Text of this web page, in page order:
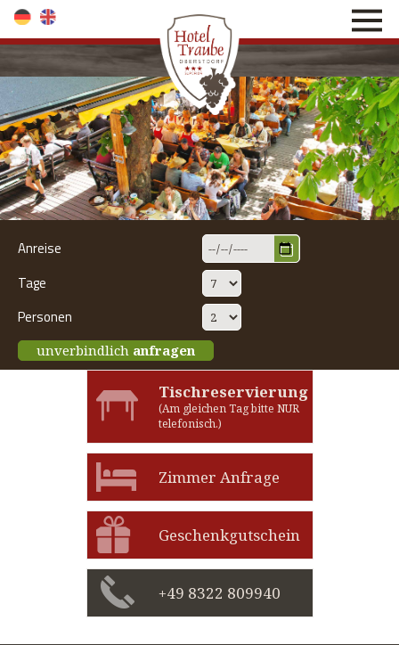
direkt zur Navigation
direkt zum Inhalt
Anreise
Tage
Personen
unverbindlich anfragen
Tischreservierung
(Am gleichen Tag bitte NUR
telefonisch.)
Zimmer Anfrage
Geschenkgutschein
+49 8322 809940